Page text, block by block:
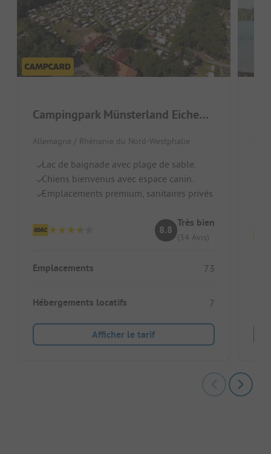
Campingpark Münsterland Eichenhof
Allemagne / Rhénanie du Nord-Westphalie
Lac de baignade avec plage de sable.
Chiens bienvenus avec espace canin.
Emplacements premium, sanitaires privés
8.8
Très bien
(34 Avis)
Emplacements 73
Hébergements locatifs 7
Afficher le tarif